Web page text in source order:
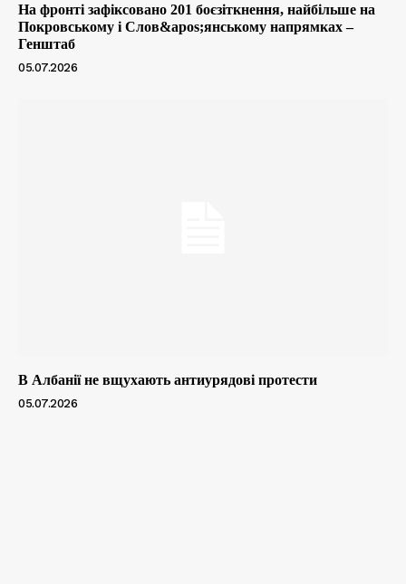
На фронті зафіксовано 201 боєзіткнення, найбільше на
Покровському і Слов&apos;янському напрямках –
Генштаб
05.07.2026
В Албанії не вщухають антиурядові протести
05.07.2026